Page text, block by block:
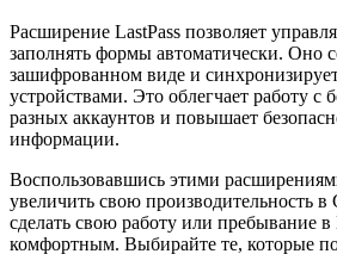
Расширение LastPass позволяет
заполнять формы автоматически. Оно
зашифрованном виде и
устройствами. Это облегчает работу с
разных аккаунтов и повышает
информации.
Воспользовавшись этими
увеличить свою производительность в
сделать свою работу или пребывание в
комфортным. Выбирайте те, которые